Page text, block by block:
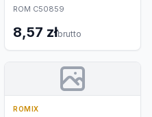
ROM C50859
8,57 złbrutto
ROMIX